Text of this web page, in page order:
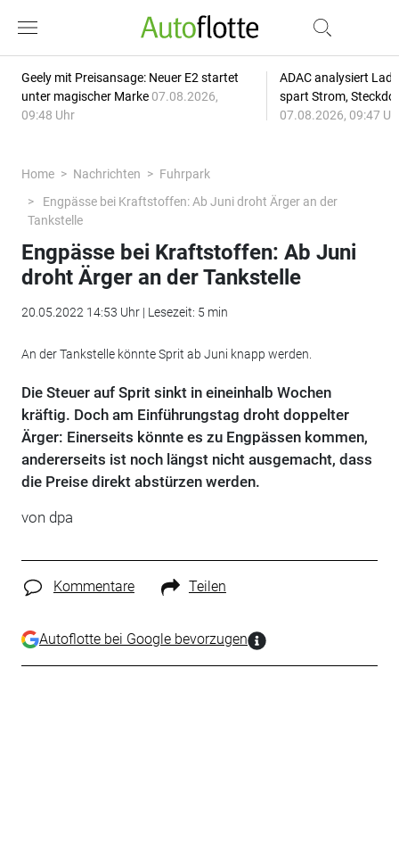
Geely mit Preisansage: Neuer E2 startet
unter magischer Marke 07.08.2026,
09:48 Uhr
ADAC analysiert
spart Strom,
07.08.2026, 09:47
Home Nachrichten
Fuhrpark
Engpässe bei Kraftstoffen: Ab Juni droht Ärger an der
Tankstelle
Engpässe bei Kraftstoffen: Ab Juni
droht Ärger an der Tankstelle
20.05.2022 14:53 Uhr | Lesezeit: 5 min
An der Tankstelle könnte Sprit ab Juni knapp werden.
Die Steuer auf Sprit sinkt in eineinhalb Wochen
kräftig. Doch am Einführungstag droht doppelter
Ärger: Einerseits könnte es zu Engpässen kommen,
andererseits ist noch längst nicht ausgemacht, dass
die Preise direkt abstürzen werden.
von dpa
Kommentare Teilen
Autoflotte bei Google bevorzugen